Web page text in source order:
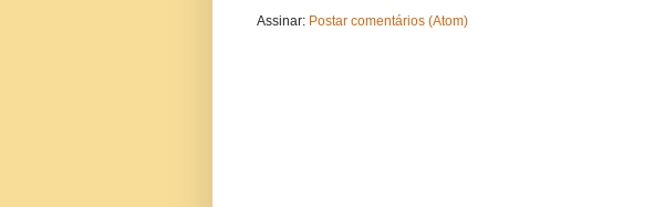
Assinar: Postar comentários (Atom)